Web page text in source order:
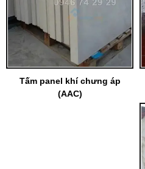
Tấm panel khí chưng áp
(AAC)